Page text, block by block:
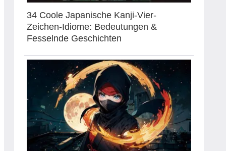
34 Coole Japanische Kanji-Vier-
Zeichen-Idiome: Bedeutungen &
Fesselnde Geschichten